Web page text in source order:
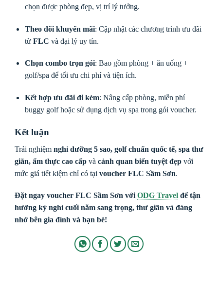
chọn được phòng đẹp, vị trí lý tưởng.
Theo dõi khuyến mãi: Cập nhật các chương trình ưu đãi
từ FLC và đại lý uy tín.
Chọn combo trọn gói: Bao gồm phòng + ăn uống +
golf/spa để tối ưu chi phí và tiện ích.
Kết hợp ưu đãi đi kèm: Nâng cấp phòng, miễn phí
buggy golf hoặc sử dụng dịch vụ spa trong gói voucher.
Kết luận
Trải nghiệm nghỉ dưỡng 5 sao, golf chuẩn quốc tế, spa thư
giãn, ẩm thực cao cấp và cảnh quan biển tuyệt đẹp với
mức giá tiết kiệm chỉ có tại voucher FLC Sầm Sơn.
Đặt ngay voucher FLC Sầm Sơn với ODG Travel để tận
hưởng kỳ nghỉ cuối năm sang trọng, thư giãn và đáng
nhớ bên gia đình và bạn bè!